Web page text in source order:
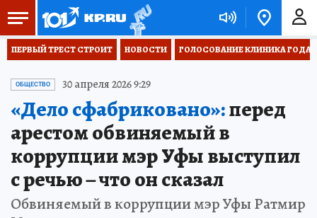
ПЕРВЫЙ ТРЕСТ СТРОИТ НОВОСТИ ГОЛОСОВАНИЕ КЛИНИКА ГОДА
ОБЩЕСТВО 30 апреля 2026 9:29
«Дело сфабриковано»:перед
арестом обвиняемый в
коррупции мэр Уфы выступил
с речью – что он сказал
Обвиняемый в коррупции мэр Уфы Ратмир